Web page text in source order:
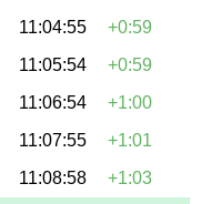
11:04:55
+0:59
11:05:54
+0:59
11:06:54
+1:00
11:07:55
+1:01
11:08:58
+1:03